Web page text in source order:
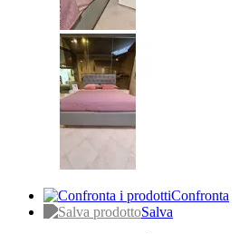
Confronta
Salva